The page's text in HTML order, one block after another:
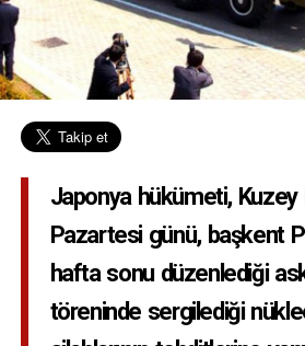
Japonya hükümeti, Kuzey
Pazartesi günü, başkent
hafta sonu düzenlediği
töreninde sergilediği